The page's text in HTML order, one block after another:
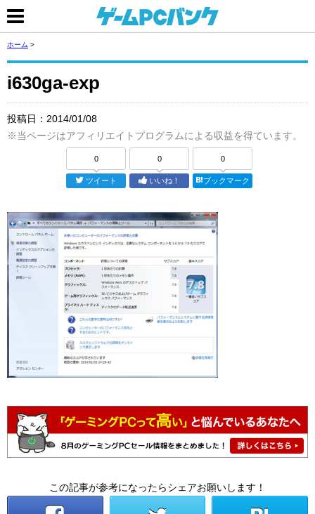
ホーム >
i630ga-exp
投稿日： 2014/01/08
※当ページはアフィリエイトプログラムによる収益を得ています。
0
ツイート
0
いいね！
0
ブックマーク
この記事が参考になったらシェアお願いします！